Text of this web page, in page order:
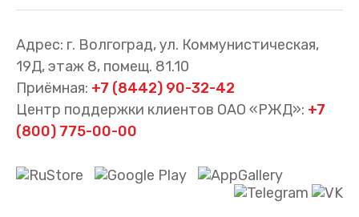
Адрес: г. Волгоград, ул. Коммунистическая,
19Д, этаж 8, помещ. 81.10
Приёмная: +7 (8442) 90-32-42
Центр поддержки клиентов ОАО «РЖД»: +7
(800) 775-00-00